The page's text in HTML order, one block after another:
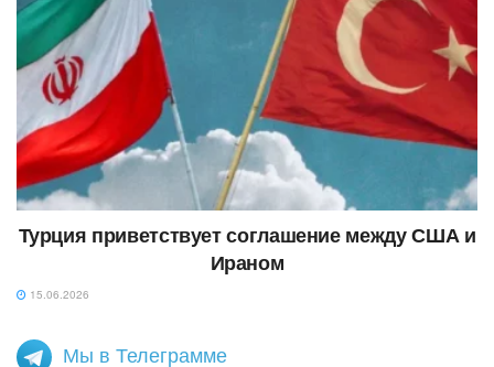
Турция приветствует соглашение между США и
Ираном
15.06.2026
Мы в Телеграмме